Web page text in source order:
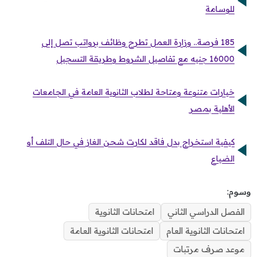
للوسامة
185 فرصة.. وزارة العمل تطرح وظائف برواتب تصل إلى
16000 جنيه مع تفاصيل الشروط وطريقة التسجيل
خيارات متنوعة ومتاحة لطلاب الثانوية العامة في الجامعات
الأهلية بمصر
كيفية استخراج بدل فاقد لكارت شحن الغاز في حال التلف أو
الضياع
وسوم:
الفصل الدراسي الثاني
امتحانات الثانوية
امتحانات الثانوية العام
امتحانات الثانوية العامة
موعد صرف مرتبات